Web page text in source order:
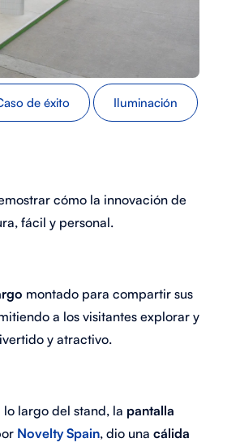
Iluminación
de éxito
cómo la innovación de
fácil y personal.
montado para compartir sus
a los visitantes explorar y
y atractivo.
largo del stand, la pantalla
Novelty Spain, dio una cálida